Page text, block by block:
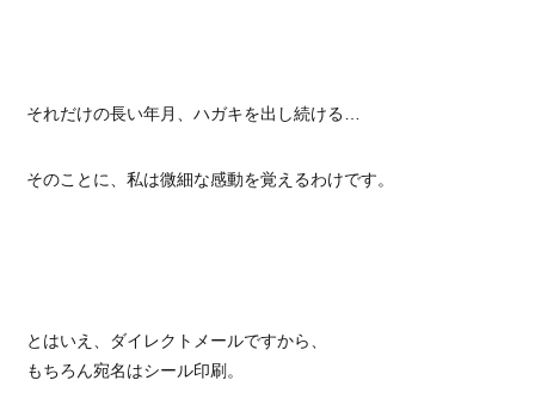
それだけの長い年月、ハガキを出し続ける…
そのことに、私は微細な感動を覚えるわけです。
とはいえ、ダイレクトメールですから、
もちろん宛名はシール印刷。